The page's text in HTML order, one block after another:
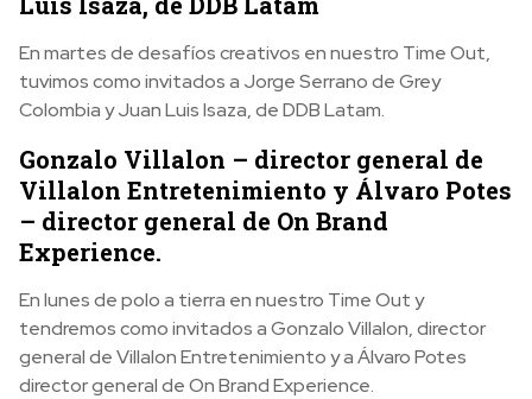
En martes de desafíos creativos en nuestro Time Out,
tuvimos como invitados a Jorge Serrano de Grey
Colombia y Juan Luis Isaza, de DDB Latam.
Gonzalo Villalon – director general de
Villalon Entretenimiento y Álvaro Potes
– director general de On Brand
Experience.
En lunes de polo a tierra en nuestro Time Out y
tendremos como invitados a Gonzalo Villalon, director
general de Villalon Entretenimiento y a Álvaro Potes
director general de On Brand Experience.